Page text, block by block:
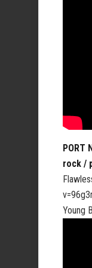
PORT
rock /
Young